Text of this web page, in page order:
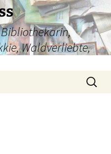
Waldverliebte,
Suchen
nach: